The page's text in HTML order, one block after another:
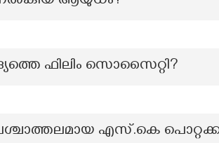
ഫിലിം സൊസൈറ്റി?
പശ്ചാത്തലമായ എസ്.കെ